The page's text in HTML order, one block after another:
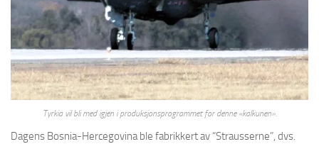
Tyrkia vil bli med igjen i produksjonsprogrammet for denne «kalkunen».
Dagens Bosnia-Hercegovina ble fabrikkert av “Strausserne”, dvs.